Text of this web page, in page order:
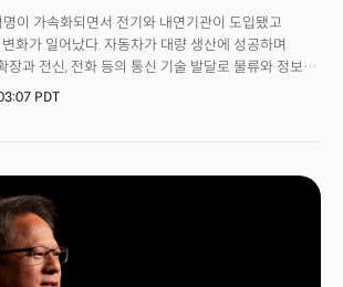
이 가속화되면서 전기와 내연기관이 도입됐고
화가 일어났다. 자동차가 대량 생산에 성공하며
장과 전신, 전화 등의 통신 기술 발달로 물류와 정보의
빨라졌다. 그리고 이런 신기술의 발전은 '광란의
성AI의 등장으로 AI 산업의 성장을 의심하는 단계는
PDT